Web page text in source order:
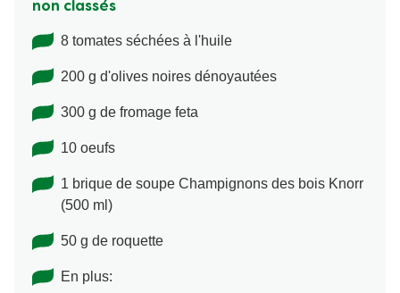
non classés
8 tomates séchées à l'huile
200 g d'olives noires dénoyautées
300 g de fromage feta
10 oeufs
1 brique de soupe Champignons des bois Knorr
(500 ml)
50 g de roquette
En plus: